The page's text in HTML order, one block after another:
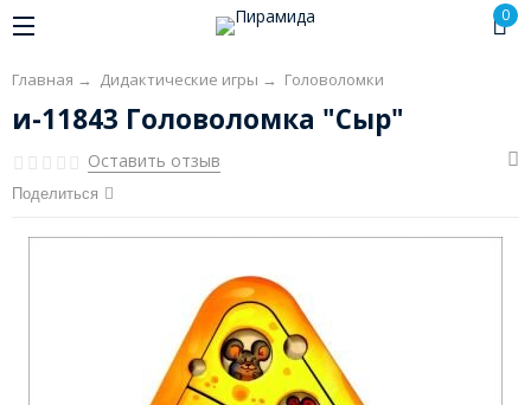
0
Главная → Дидактические игры → Головоломки
и-11843 Головоломка "Сыр"
Оставить отзыв
Поделиться